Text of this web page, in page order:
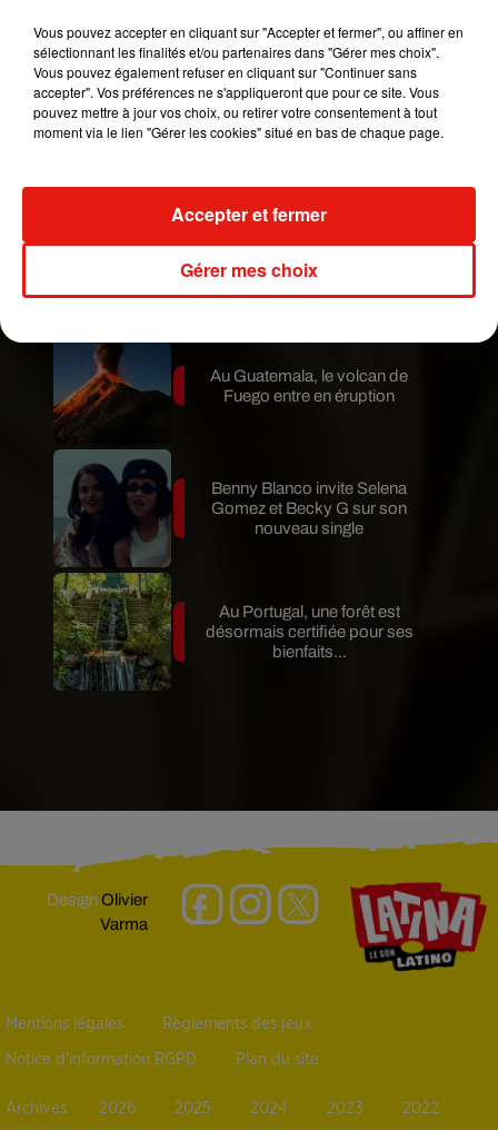
de Fuego est terminée
Le fourmilier géant fait son retour
Karol G dévoile la tracklist de
son nouvel album… avec des
invités...
Au Guatemala, le volcan de
Fuego entre en éruption
Benny Blanco invite Selena
Gomez et Becky G sur son
nouveau single
Au Portugal, une forêt est
désormais certifiée pour ses
bienfaits...
DesignOlivier
Varma
Mentions légales Règlements des jeux
Notice d’information RGPD Plan du site
Archives 2026 2025 2024 2023 2022
Vous pouvez accepter en cliquant sur "Accepter et fermer", ou affiner en
sélectionnant les finalités et/ou partenaires dans "Gérer mes choix".
Vous pouvez également refuser en cliquant sur "Continuer sans
accepter". Vos préférences ne s'appliqueront que pour ce site. Vous
pouvez mettre à jour vos choix, ou retirer votre consentement à tout
moment via le lien "Gérer les cookies" situé en bas de chaque page.
Gérer mes choix
Accepter et fermer